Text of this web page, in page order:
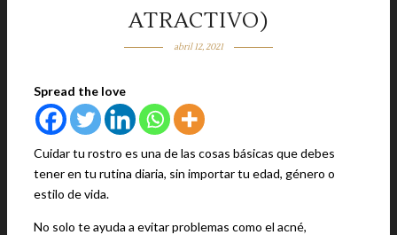
ATRACTIVO)
abril 12, 2021
Spread the love
Cuidar tu rostro es una de las cosas básicas que debes
tener en tu rutina diaria, sin importar tu edad, género o
estilo de vida.
No solo te ayuda a evitar problemas como el acné,